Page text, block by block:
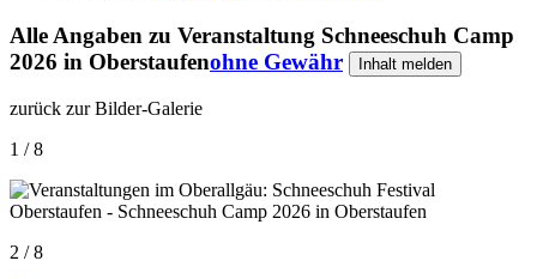
Alle Angaben zu Veranstaltung Schneeschuh Camp
2026 in Oberstaufenohne Gewähr Inhalt melden
zurück zur Bilder-Galerie
1 / 8
2 / 8